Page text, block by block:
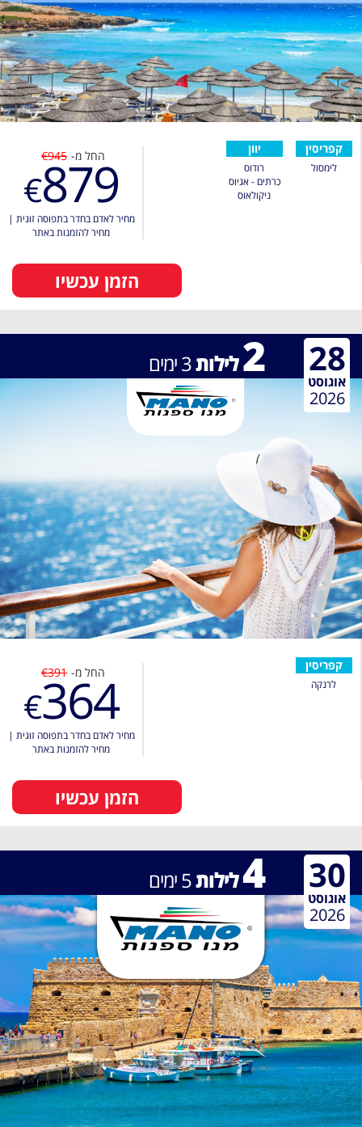
קפריסין
לימסול
יוון
רודוס
כרתים - אגיוס
ניקולאוס
החל מ- €945
€879
מחיר לאדם בחדר בתפוסה זוגית |
מחיר להזמנות באתר
הזמן עכשיו
2לילות3ימים 28
אוגוסט
2026
קפריסין
לרנקה
החל מ- €391
€364
מחיר לאדם בחדר בתפוסה זוגית |
מחיר להזמנות באתר
הזמן עכשיו
4לילות5ימים 30
אוגוסט
2026